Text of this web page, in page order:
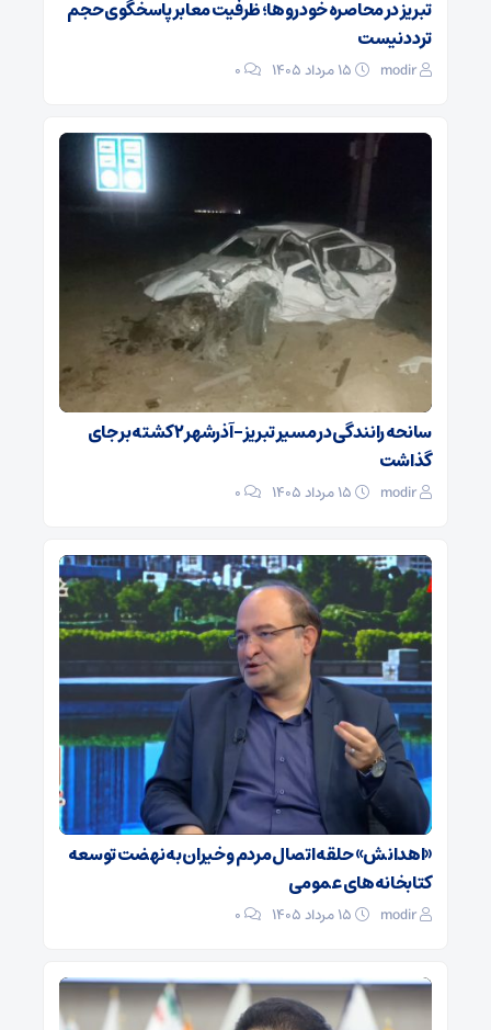
تبریز در محاصره خودروها؛ ظرفیت معابر پاسخگوی حجم
تردد نیست
modir
0
سانحه رانندگی در مسیر تبریز- آذرشهر ۲ کشته بر جای
گذاشت
modir
0
«اهدانش» حلقه اتصال مردم و خیران به نهضت توسعه
کتابخانه‌های عمومی
modir
0